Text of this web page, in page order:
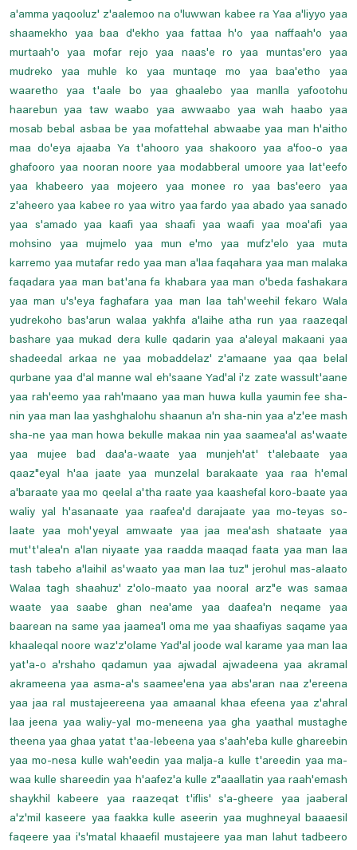
a'amma yaqooluz' z'aalemoo na o'luwwan kabee ra Yaa a'liyyo yaa
shaamekho yaa baa d'ekho yaa fattaa h'o yaa naffaah'o yaa
murtaah'o yaa mofar rejo yaa naas'e ro yaa muntas'ero yaa
mudreko yaa muhle ko yaa muntaqe mo yaa baa'etho yaa
waaretho yaa t'aale bo yaa ghaalebo yaa manlla yafootohu
haarebun yaa taw waabo yaa awwaabo yaa wah haabo yaa
mosab bebal asbaa be yaa mofattehal abwaabe yaa man h'aitho
maa do'eya ajaaba Ya t'ahooro yaa shakooro yaa a'foo-o yaa
ghafooro yaa nooran noore yaa modabberal umoore yaa lat'eefo
yaa khabeero yaa mojeero yaa monee ro yaa bas'eero yaa
z'aheero yaa kabee ro yaa witro yaa fardo yaa abado yaa sanado
yaa s'amado yaa kaafi yaa shaafi yaa waafi yaa moa'afi yaa
mohsino yaa mujmelo yaa mun e'mo yaa mufz'elo yaa muta
karremo yaa mutafar redo yaa man a'laa faqahara yaa man malaka
faqadara yaa man bat'ana fa khabara yaa man o'beda fashakara
yaa man u's'eya faghafara yaa man laa tah'weehil fekaro Wala
yudrekoho bas'arun walaa yakhfa a'laihe atha run yaa raazeqal
bashare yaa mukad dera kulle qadarin yaa a'aleyal makaani yaa
shadeedal arkaa ne yaa mobaddelaz' z'amaane yaa qaa belal
qurbane yaa d'al manne wal eh'saane Yad'al i'z zate wassult'aane
yaa rah'eemo yaa rah'maano yaa man huwa kulla yaumin fee sha-
nin yaa man laa yashghalohu shaanun a'n sha-nin yaa a'z'ee mash
sha-ne yaa man howa bekulle makaa nin yaa saamea'al as'waate
yaa mujee bad daa'a-waate yaa munjeh'at' t'alebaate yaa
qaaz"eyal h'aa jaate yaa munzelal barakaate yaa raa h'emal
a'baraate yaa mo qeelal a'tha raate yaa kaashefal koro-baate yaa
waliy yal h'asanaate yaa raafea'd darajaate yaa mo-teyas so-
laate yaa moh'yeyal amwaate yaa jaa mea'ash shataate yaa
mut't'alea'n a'lan niyaate yaa raadda maaqad faata yaa man laa
tash tabeho a'laihil as'waato yaa man laa tuz" jerohul mas-alaato
Walaa tagh shaahuz' z'olo-maato yaa nooral arz"e was samaa
waate yaa saabe ghan nea'ame yaa daafea'n neqame yaa
baarean na same yaa jaamea'l oma me yaa shaafiyas saqame yaa
khaaleqal noore waz'z'olame Yad'al joode wal karame yaa man laa
yat'a-o a'rshaho qadamun yaa ajwadal ajwadeena yaa akramal
akrameena yaa asma-a's saamee'ena yaa abs'aran naa z'ereena
yaa jaa ral mustajeereena yaa amaanal khaa efeena yaa z'ahral
laa jeena yaa waliy-yal mo-meneena yaa gha yaathal mustaghe
theena yaa ghaa yatat t'aa-lebeena yaa s'aah'eba kulle ghareebin
yaa mo-nesa kulle wah'eedin yaa malja-a kulle t'areedin yaa ma-
waa kulle shareedin yaa h'aafez'a kulle z"aaallatin yaa raah'emash
shaykhil kabeere yaa raazeqat t'iflis' s'a-gheere yaa jaaberal
a'z'mil kaseere yaa faakka kulle aseerin yaa mughneyal baaaesil
faqeere yaa i's'matal khaaefil mustajeere yaa man lahut tadbeero